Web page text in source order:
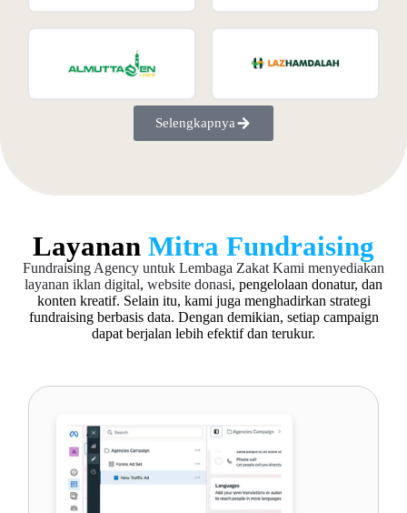
Selengkapnya
Layanan Mitra Fundraising
Fundraising Agency untuk Lembaga Zakat Kami menyediakan
layanan iklan digital, website donasi, pengelolaan donatur, dan
konten kreatif. Selain itu, kami juga menghadirkan strategi
fundraising berbasis data. Dengan demikian, setiap campaign
dapat berjalan lebih efektif dan terukur.